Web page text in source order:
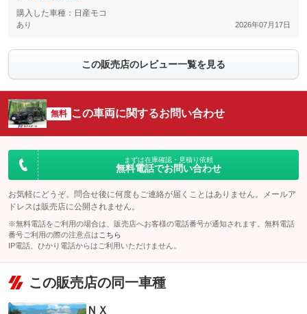
購入した車種：日産モコ
あり 2026年07月17日
この販売店のレビュー一覧を見る
無料 この車両に関するお問い合わせ
まずは在庫確認・見積り依頼
無料電話でお問い合わせ
お気軽にどうぞ。問合せ後に何度もご連絡が届くことはありません。メールア
ドレスは販売店に公開されません。
※無料電話をご利用の場合は、販売店へお客様の電話番号が通知されます。無料電話
番号ご利用の際の注意点は こちら
IP電話、ひかり電話からはご利用いただけません。
この販売店の同一車種
ＮＸ